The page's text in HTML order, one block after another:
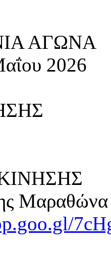
ΑΓΩΝΑ
2026
Μαραθώνα